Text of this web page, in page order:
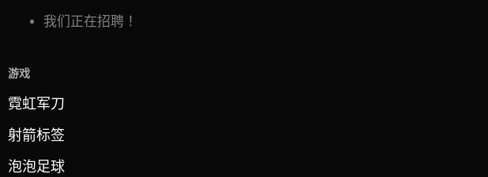
我们正在招聘！
游戏
霓虹军刀
射箭标签
泡泡足球